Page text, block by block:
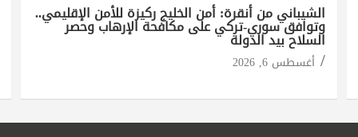
الشيباني من أنقرة: أمن الخليج ركيزة للأمن الإقليمي..
وتوافق سوري-تركي على مكافحة الإرهاب وحصر
السلاح بيد الدولة
أغسطس 6, 2026